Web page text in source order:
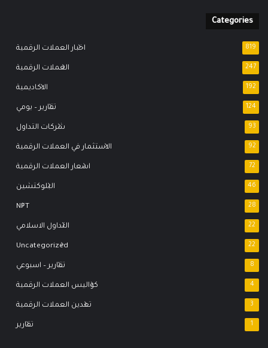
Categories
اخبار العملات الرقمية 819
العملات الرقمية 247
الاكاديمية 192
تقارير – يومي 124
شركات التداول 93
الاستثمار في العملات الرقمية 92
اسعار العملات الرقمية 72
البلوكتشين 46
NFT 28
التداول الاسلامي 22
Uncategorized 22
تقارير – اسبوعي 8
كواليس العملات الرقمية 4
تعدين العملات الرقمية 3
تقارير 1